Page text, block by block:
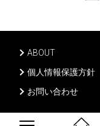
ABOUT
個人情報保護方針
お問い合わせ